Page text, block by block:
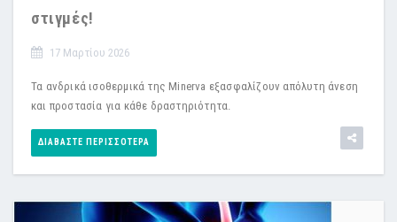
στιγμές!
17 Μαρτίου 2026
Τα ανδρικά ισοθερμικά της Minerva εξασφαλίζουν απόλυτη άνεση
και προστασία για κάθε δραστηριότητα.
ΔΙΑΒΆΣΤΕ ΠΕΡΙΣΣΌΤΕΡΑ